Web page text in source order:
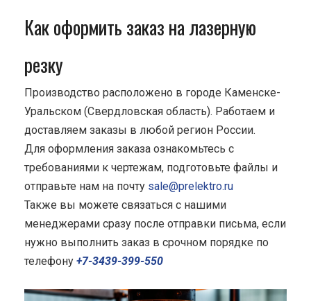
Как оформить заказ на лазерную
резку
Производство расположено в городе Каменске-
Уральском (Свердловская область). Работаем и
доставляем заказы в любой регион России.
Для оформления заказа ознакомьтесь с
требованиями к чертежам, подготовьте файлы и
отправьте нам на почту sale@prelektro.ru
Также вы можете связаться с нашими
менеджерами сразу после отправки письма, если
нужно выполнить заказ в срочном порядке по
телефону +7-3439-399-550